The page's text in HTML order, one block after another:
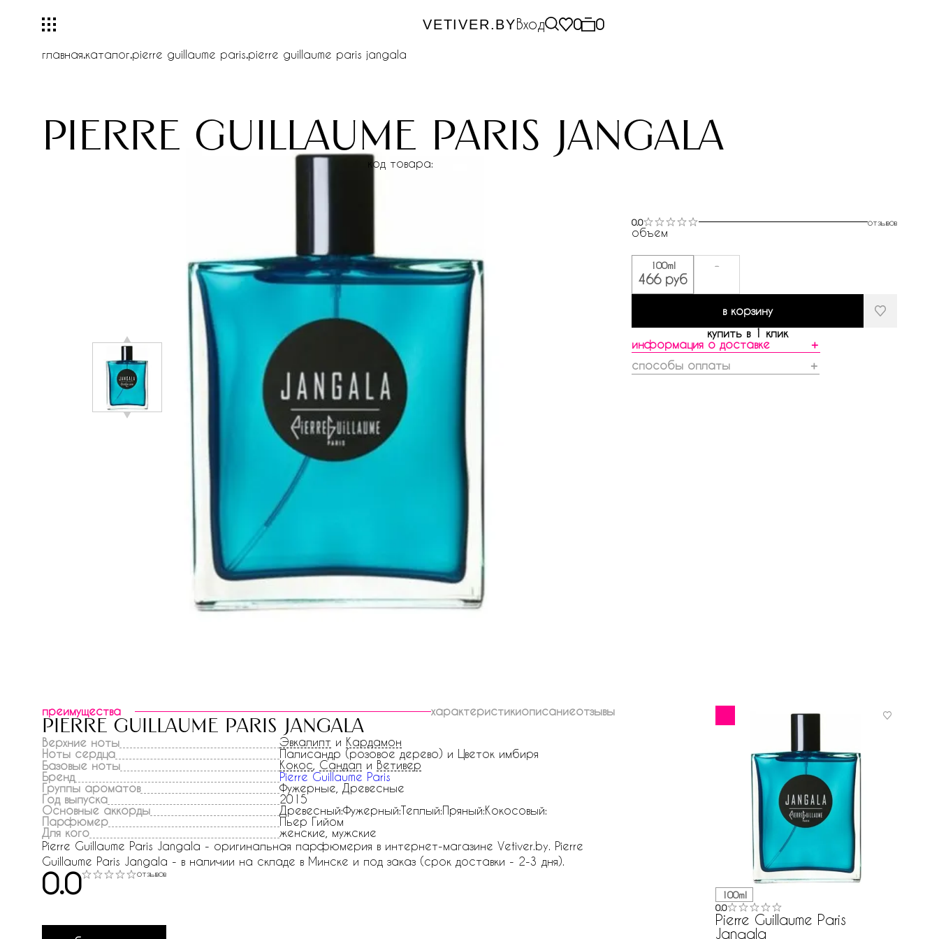
VETIVER.BYВход 0 0
главная.каталог.pierre guillaume paris.pierre guillaume paris jangala
pierre guillaume paris jangala
код товара:
0.0 отзывов
объем
100ml
466 руб
-
в корзину
купить в 1 клик
информация о доставке
＋
способы оплаты
＋
преимущества характеристикиописаниеотзывы
pierre guillaume paris jangala
Верхние ноты Эвкалипт и Кардамон
Ноты сердца
Палисандр (розовое дерево) и Цветок имбиря
Базовые ноты
Кокос Сандал и Ветивер
Бренд
Pierre Guillaume Paris
Группы ароматов
Фужерные, Древесные
Год выпуска
2015
Основные аккорды
Древесный:Фужерный:Теплый:Пряный:Кокосовый:
Парфюмер
Пьер Гийом
Для кого
женские, мужские
Pierre Guillaume Paris Jangala - оригинальная парфюмерия в интернет-магазине Vetiver.by. Pierre
Guillaume Paris Jangala - в наличии на складе в Минске и под заказ (срок доставки - 2-3 дня).
0.0 отзывов
100ml
0.0
Pierre Guillaume Paris
Jangala